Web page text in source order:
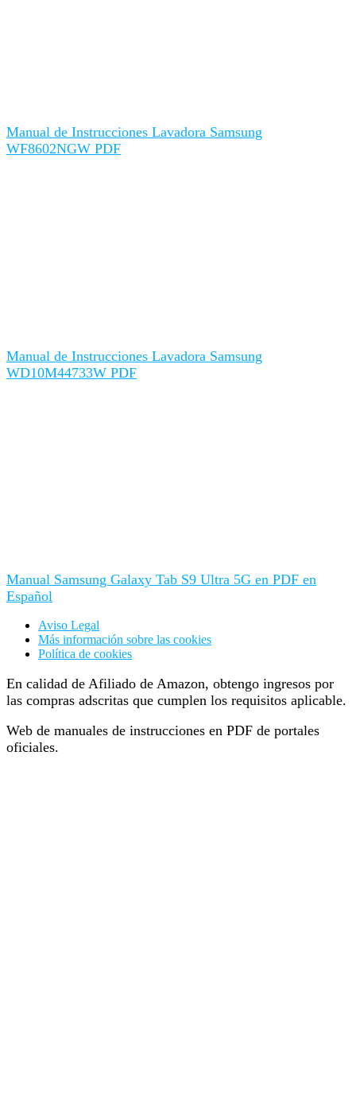
Manual de Instrucciones Lavadora Samsung
WF8602NGW PDF
Manual de Instrucciones Lavadora Samsung
WD10M44733W PDF
Manual Samsung Galaxy Tab S9 Ultra 5G en PDF en
Español
Aviso Legal
Más información sobre las cookies
Política de cookies
En calidad de Afiliado de Amazon, obtengo ingresos por
las compras adscritas que cumplen los requisitos aplicable.
Web de manuales de instrucciones en PDF de portales
oficiales.